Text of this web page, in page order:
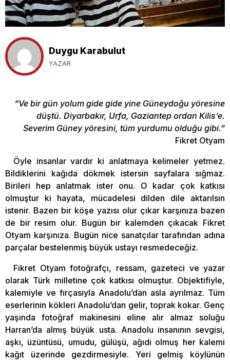
Duygu Karabulut
YAZAR
“Ve bir gün yolum gide gide yine Güneydoğu yöresine
düştü. Diyarbakır, Urfa, Gaziantep ordan Kilis’e.
Severim Güney yöresini, tüm yurdumu olduğu gibi.”
Fikret Otyam
Öyle insanlar vardır ki anlatmaya kelimeler yetmez.
Bildiklerini kağıda dökmek istersin sayfalara sığmaz.
Birileri hep anlatmak ister onu. O kadar çok katkısı
olmuştur ki hayata, mücadelesi dilden dile aktarılsın
istenir. Bazen bir köşe yazısı olur çıkar karşınıza bazen
de bir resim olur. Bugün bir kalemden çıkacak Fikret
Otyam karşınıza. Bugün nice sanatçılar tarafından adına
parçalar bestelenmiş büyük ustayı resmedeceğiz.
Fikret Otyam fotoğrafçı, ressam, gazeteci ve yazar
olarak Türk milletine çok katkısı olmuştur. Objektifiyle,
kalemiyle ve fırçasıyla Anadolu’dan asla ayrılmaz. Tüm
eserlerinin kökleri Anadolu’dan gelir, toprak kokar. Genç
yaşında fotoğraf makinesini eline alır almaz soluğu
Harran’da almış büyük usta. Anadolu insanının sevgisi,
aşkı, üzüntüsü, umudu, gülüşü, ağıdı olmuş her kalemi
kağıt üzerinde gezdirmesiyle. Yeri gelmiş köylünün